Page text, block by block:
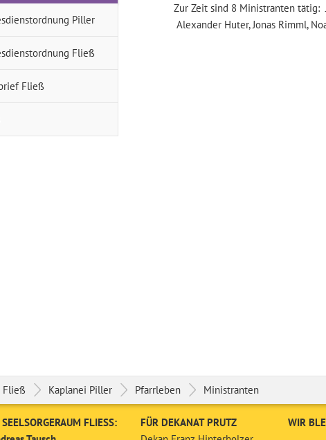
Piller
Fließ
Fließ
Zur Zeit sind 8 Ministranten tätig:
Alexander Huter, Jonas Rimml,
Fließ Kaplanei Piller Pfarrleben Ministranten
FLIESS:
FÜR DEKANAT PRUTZ
WIR